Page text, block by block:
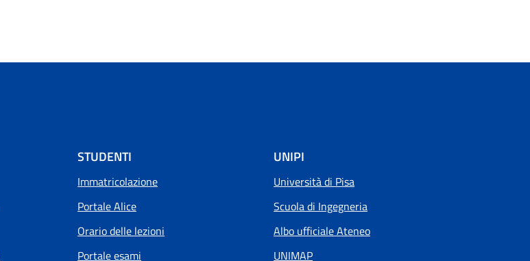
STUDENTI
Immatricolazione
Portale Alice
Orario delle lezioni
Portale esami
UNIPI
Università di Pisa
Scuola di Ingegneria
Albo ufficiale Ateneo
UNIMAP